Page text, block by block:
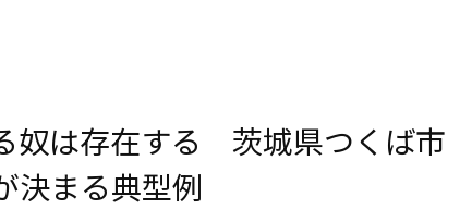
奴は存在する 茨城県つくば市
決まる典型例